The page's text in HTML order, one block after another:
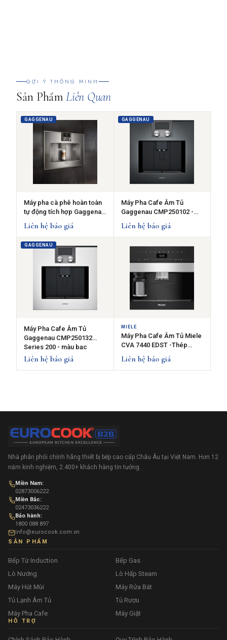
GỢI Ý THÔNG MINH
Sản PhẩmLiên Quan
GAGGENAU
Máy pha cà phê hoàn toàn
tự động tích hợp Gaggenau
CM450112 series 400
Liên hệ báo giá
GAGGENAU
Máy Pha Cafe Âm Tủ
Gaggenau CMP250102 -
Công nghệ ủ hương, Tự làm
sạch
Liên hệ báo giá
GAGGENAU
Máy Pha Cafe Âm Tủ
Gaggenau CMP250132
Series 200 - màu bạc
Liên hệ báo giá
MIELE
Máy Pha Cafe Âm Tủ Miele
CVA 7440 EDST -Thép
không gỉ
Liên hệ báo giá
Nhà phân phối chính hãng thiết bị bếp cao cấp Châu Âu tại Việt Nam. Hơn 12
năm kinh nghiệm, 2.400+ khách hàng tin tưởng.
Miền Nam:
02873006222
Miền Bắc:
02473036222
Bảo hành:
1800 088 897
info@eurocook.com.vn
SẢN PHẨM
Bếp Từ Induction
Bếp Gas
Lò Nướng
Lò Hấp Steam
Máy Hút Mùi
Máy Rửa Bát
Tủ Lạnh Âm Tủ
Tủ Rượu
Máy Pha Cafe
Máy Giặt
HỖ TRỢ